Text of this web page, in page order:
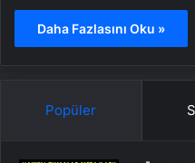
Daha Fazlasını Oku »
Popüler